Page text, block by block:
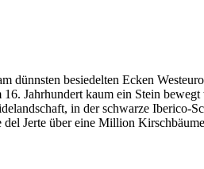
dünnsten besiedelten Ecken
Jahrhundert kaum ein Stein
in der schwarze Iberico-
Jerte über eine Million